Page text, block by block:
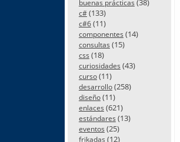
buenas prácticas (38)
c#(133)
c#6(11)
componentes (14)
consultas (15)
css (18)
curiosidades (43)
curso(11)
desarrollo(258)
diseño(11)
enlaces (621)
estándares (13)
eventos (25)
frikadas (12)